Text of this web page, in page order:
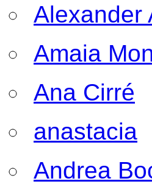
Alexander
Amaia
Ana Cirré
anastacia
Andrea